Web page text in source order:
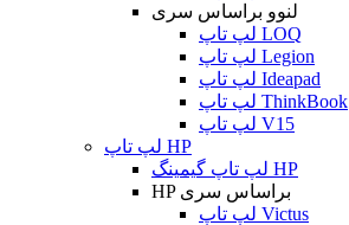
لنوو براساس سری
لپ تاپ LOQ
لپ تاپ Legion
لپ تاپ Ideapad
لپ تاپ ThinkBook
لپ تاپ V15
لپ تاپ HP
لپ تاپ گیمینگ HP
HP براساس سری
لپ تاپ Victus